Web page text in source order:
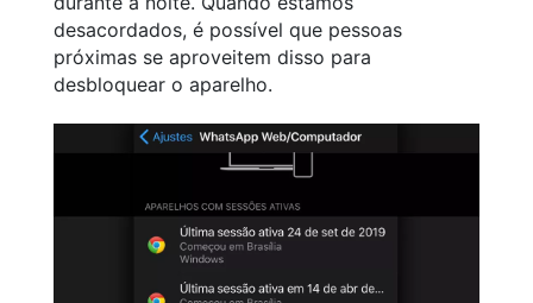
desacordados, é possível que pessoas
próximas se aproveitem disso para
desbloquear o aparelho.